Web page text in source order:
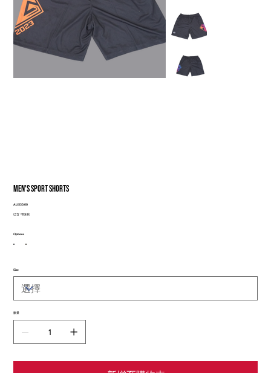
Men's Sport Shorts
價
格
AU$30.00
已含 增值税
Options
Size
數量